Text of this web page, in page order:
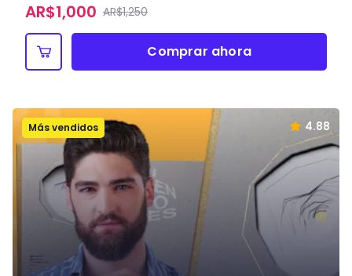
AR$1,000 AR$1,250
Comprar ahora
Más vendidos 4.88